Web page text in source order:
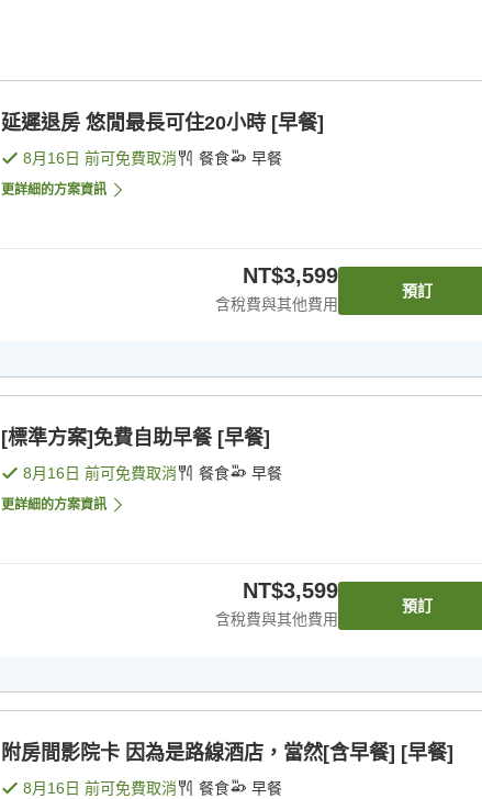
延遲退房 悠閒最長可住20小時 [早餐]
8月16日 前可免費取消 餐食 早餐
更詳細的方案資訊
NT$3,599
含稅費與其他費用
預訂
[標準方案]免費自助早餐 [早餐]
8月16日 前可免費取消 餐食 早餐
更詳細的方案資訊
NT$3,599
含稅費與其他費用
預訂
附房間影院卡 因為是路線酒店，當然[含早餐] [早餐]
8月16日 前可免費取消 餐食 早餐